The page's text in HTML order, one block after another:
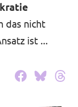
das nicht
ist ...